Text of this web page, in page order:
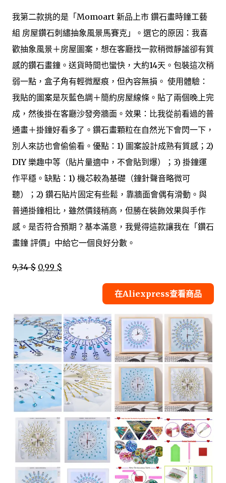
我第二款挑的是「Momoart 新品上市 鑽石畫時鐘工藝
組 房屋鑽石刺繡抽象風景馬賽克」。選它的原因：我喜
歡抽象風景＋房屋圖案，想在客廳找一款稍微靜謐卻有質
感的鑽石畫鐘。送貨時間也蠻快，大約14天。包裝這次稍
弱一點，盒子角有輕微壓痕，但內容無損。 使用體驗：
我貼的圖案是灰藍色調＋簡約房屋線條。貼了兩個晚上完
成，然後掛在客廳沙發旁牆面。效果：比我從前看過的普
通畫＋掛鐘好看多了。鑽石畫顆粒在自然光下會閃一下，
別人來訪也會偷偷看。優點：1) 圖案設計成熟有質感；2)
DIY 樂趣中等（貼片量適中，不會貼到爆）；3) 掛鐘運
作平穩。缺點：1) 機芯較為基礎（鐘針聲音略微可
聽）；2) 鑽石貼片固定有些鬆，靠牆面會偶有滑動。與
普通掛鐘相比，雖然價錢稍高，但勝在裝飾效果與手作
感。是否符合預期？基本滿意，我覺得這款讓我在「鑽石
畫鐘 評價」中給它一個良好分數。
9,34 $ 0,99 $
在Aliexpress查看商品